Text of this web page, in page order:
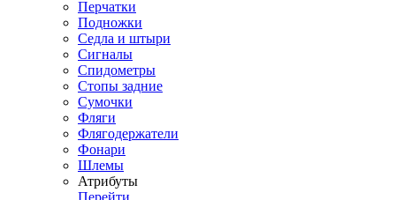
Перчатки
Подножки
Седла и штыри
Сигналы
Спидометры
Стопы задние
Сумочки
Фляги
Флягодержатели
Фонари
Шлемы
Атрибуты
Перейти